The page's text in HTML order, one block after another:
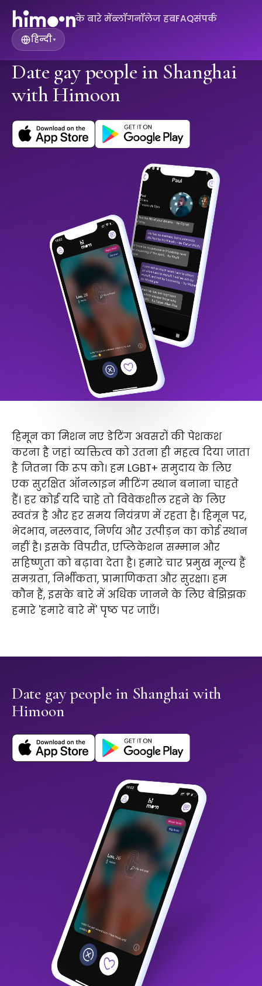
के बारे मेंब्लॉगनॉलेज हबFAQसंपर्क
हिन्दी▾
Date gay people in Shanghai
with Himoon
हिमून का मिशन नए डेटिंग अवसरों की पेशकश
करना है जहां व्यक्तित्व को उतना ही महत्व दिया जाता
है जितना कि रूप को। हम LGBT+ समुदाय के लिए
एक सुरक्षित ऑनलाइन मीटिंग स्थान बनाना चाहते
हैं। हर कोई यदि चाहे तो विवेकशील रहने के लिए
स्वतंत्र है और हर समय नियंत्रण में रहता है। हिमून पर,
भेदभाव, नस्लवाद, निर्णय और उत्पीड़न का कोई स्थान
नहीं है। इसके विपरीत, एप्लिकेशन सम्मान और
सहिष्णुता को बढ़ावा देता है। हमारे चार प्रमुख मूल्य हैं
समग्रता, निर्भीकता, प्रामाणिकता और सुरक्षा। हम
कौन हैं, इसके बारे में अधिक जानने के लिए बेझिझक
हमारे 'हमारे बारे में' पृष्ठ पर जाएँ।
Date gay people in Shanghai with
Himoon